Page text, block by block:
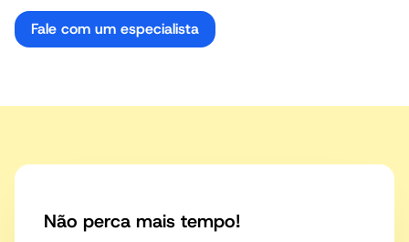
Fale com um especialista
Não perca mais tempo!